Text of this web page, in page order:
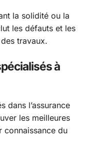
la solidité ou la
les défauts et les
travaux.
à
dans l’assurance
les meilleures
connaissance du